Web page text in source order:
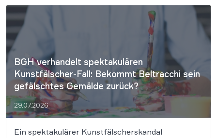
verstößt. Der Gesetzgeber hat für Online-Verträge
klare […]
BGH verhandelt spektakulären
Kunstfälscher-Fall: Bekommt Beltracchi sein
gefälschtes Gemälde zurück?
29.07.2026
Ein spektakulärer Kunstfälscherskandal